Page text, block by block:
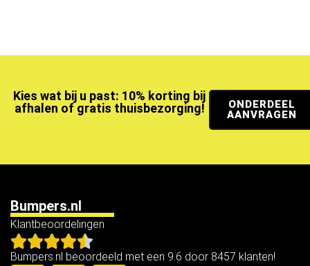
Kies wat bij u past: 10% korting bij
afhalen of gratis thuisbezorging!
ONDERDEEL
AANVRAGEN
Bumpers.nl
Klantbeoordelingen
Bumpers.nl beoordeeld met een 9.6 door 8457 klanten!